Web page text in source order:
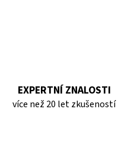
EXPERTNÍ ZNALOSTI
více než 20 let zkušeností